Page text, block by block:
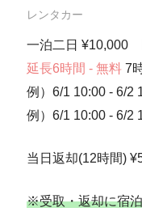
レンタカー
一泊二日 ¥10,000
延長6時間 - 無料7
例）6/1 10:00 - 6/2
例）6/1 10:00 - 6/2
当日返却(12時間)
※受取・返却に宿